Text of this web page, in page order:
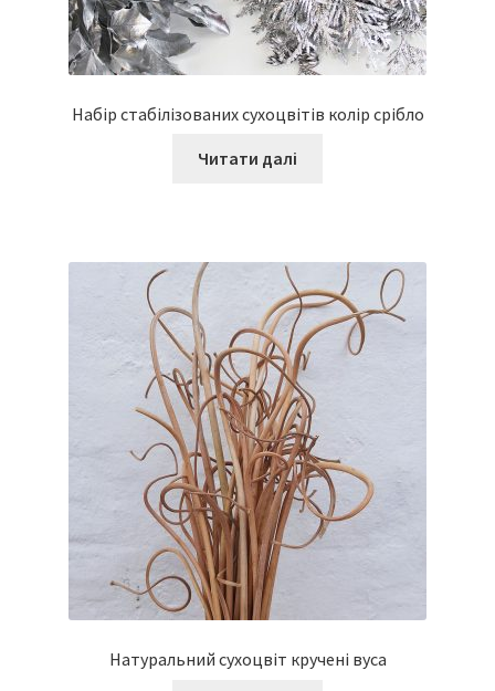
Набір стабілізованих сухоцвітів колір срібло
Читати далі
Натуральний сухоцвіт кручені вуса